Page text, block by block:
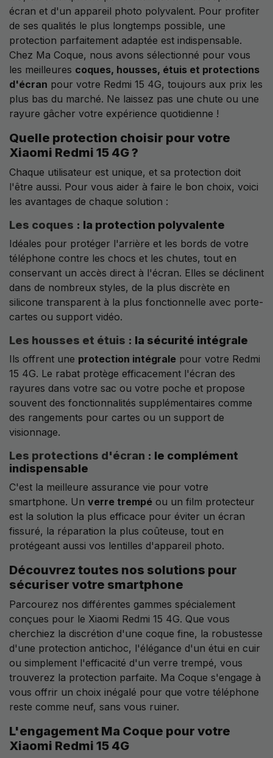
écran et d'un appareil photo polyvalent. Pour profiter
de ses qualités le plus longtemps possible, une
protection parfaitement adaptée est indispensable.
Chez Ma Coque, nous avons sélectionné pour vous
les meilleures coques, housses, étuis et protections
d'écran pour votre Redmi 15 4G, toujours aux prix les
plus bas du marché. Ne laissez pas une chute ou une
rayure gâcher votre expérience quotidienne !
Quelle protection choisir pour votre
Xiaomi Redmi 15 4G ?
Chaque utilisateur est unique, et sa protection doit
l'être aussi. Pour vous aider à faire le bon choix, voici
les avantages de chaque solution :
Les coques : la protection polyvalente
Idéales pour protéger l'arrière et les bords de votre
téléphone contre les chocs et les chutes, tout en
conservant un accès direct à l'écran. Elles se déclinent
dans de nombreux styles, de la plus discrète en
silicone transparent à la plus fonctionnelle avec porte-
cartes ou support vidéo.
Les housses et étuis : la sécurité intégrale
Ils offrent une protection intégrale pour votre Redmi
15 4G. Le rabat protège efficacement l'écran des
rayures dans votre sac ou votre poche et propose
souvent des fonctionnalités supplémentaires comme
des rangements pour cartes ou un support de
visionnage.
Les protections d'écran : le complément
indispensable
C'est la meilleure assurance vie pour votre
smartphone. Un verre trempé ou un film protecteur
est la solution la plus efficace pour éviter un écran
fissuré, la réparation la plus coûteuse, tout en
protégeant aussi vos lentilles d'appareil photo.
Découvrez toutes nos solutions pour
sécuriser votre smartphone
Parcourez nos différentes gammes spécialement
conçues pour le Xiaomi Redmi 15 4G. Que vous
cherchiez la discrétion d'une coque fine, la robustesse
d'une protection antichoc, l'élégance d'un étui en cuir
ou simplement l'efficacité d'un verre trempé, vous
trouverez la protection parfaite. Ma Coque s'engage à
vous offrir un choix inégalé pour que votre téléphone
reste comme neuf, sans vous ruiner.
L'engagement Ma Coque pour votre
Xiaomi Redmi 15 4G